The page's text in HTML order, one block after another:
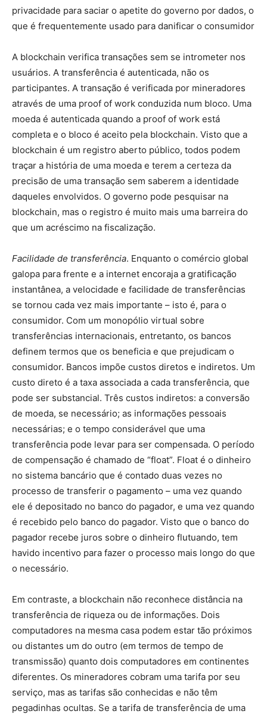
privacidade para saciar o apetite do governo por dados, o
que é frequentemente usado para danificar o consumidor
A blockchain verifica transações sem se intrometer nos
usuários. A transferência é autenticada, não os
participantes. A transação é verificada por mineradores
através de uma proof of work conduzida num bloco. Uma
moeda é autenticada quando a proof of work está
completa e o bloco é aceito pela blockchain. Visto que a
blockchain é um registro aberto público, todos podem
traçar a história de uma moeda e terem a certeza da
precisão de uma transação sem saberem a identidade
daqueles envolvidos. O governo pode pesquisar na
blockchain, mas o registro é muito mais uma barreira do
que um acréscimo na fiscalização.
Facilidade de transferência. Enquanto o comércio global
galopa para frente e a internet encoraja a gratificação
instantânea, a velocidade e facilidade de transferências
se tornou cada vez mais importante – isto é, para o
consumidor. Com um monopólio virtual sobre
transferências internacionais, entretanto, os bancos
definem termos que os beneficia e que prejudicam o
consumidor. Bancos impõe custos diretos e indiretos. Um
custo direto é a taxa associada a cada transferência, que
pode ser substancial. Três custos indiretos: a conversão
de moeda, se necessário; as informações pessoais
necessárias; e o tempo considerável que uma
transferência pode levar para ser compensada. O período
de compensação é chamado de “float”. Float é o dinheiro
no sistema bancário que é contado duas vezes no
processo de transferir o pagamento – uma vez quando
ele é depositado no banco do pagador, e uma vez quando
é recebido pelo banco do pagador. Visto que o banco do
pagador recebe juros sobre o dinheiro flutuando, tem
havido incentivo para fazer o processo mais longo do que
o necessário.
Em contraste, a blockchain não reconhece distância na
transferência de riqueza ou de informações. Dois
computadores na mesma casa podem estar tão próximos
ou distantes um do outro (em termos de tempo de
transmissão) quanto dois computadores em continentes
diferentes. Os mineradores cobram uma tarifa por seu
serviço, mas as tarifas são conhecidas e não têm
pegadinhas ocultas. Se a tarifa de transferência de uma